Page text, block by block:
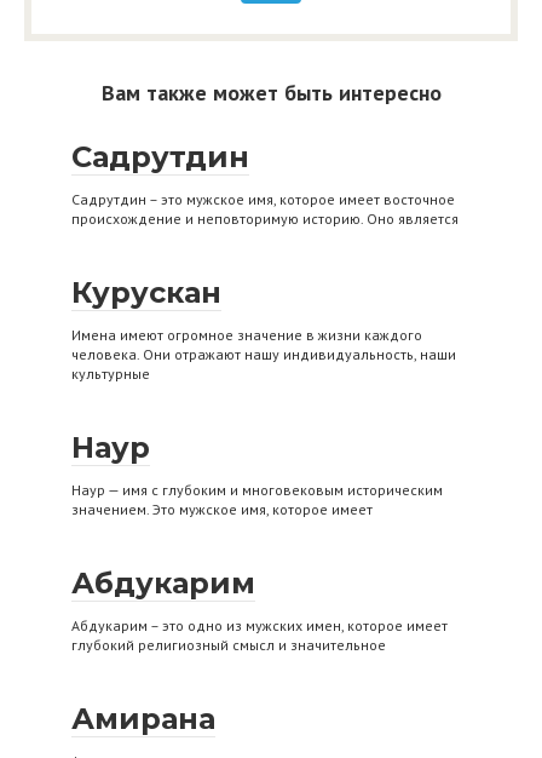
Вам также может быть интересно
Садрутдин
Садрутдин – это мужское имя, которое имеет восточное
происхождение и неповторимую историю. Оно является
Курускан
Имена имеют огромное значение в жизни каждого
человека. Они отражают нашу индивидуальность, наши
культурные
Наур
Наур — имя с глубоким и многовековым историческим
значением. Это мужское имя, которое имеет
Абдукарим
Абдукарим – это одно из мужских имен, которое имеет
глубокий религиозный смысл и значительное
Амирана